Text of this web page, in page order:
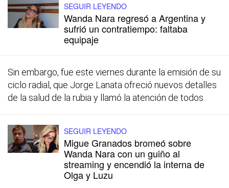
SEGUIR LEYENDO
Wanda Nara regresó a Argentina y
sufrió un contratiempo: faltaba
equipaje
Sin embargo, fue este viernes durante la emisión de su
ciclo radial, que Jorge Lanata ofreció nuevos detalles
de la salud de la rubia y llamó la atención de todos.
SEGUIR LEYENDO
Migue Granados bromeó sobre
Wanda Nara con un guiño al
streaming y encendió la interna de
Olga y Luzu